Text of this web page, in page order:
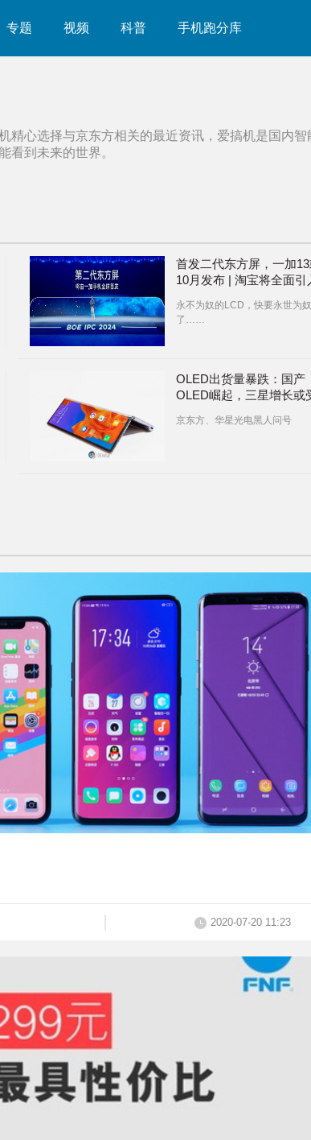
专题 视频 科普 手机跑分库
精心选择与京东方相关的最近资讯，爱搞机是国内智
看到未来的世界。
首发二代东方屏，一加
10月发布 | 淘宝将全面引
OLED，JDI与夏普被踢出
果链
永不为奴的LCD，快要永世为奴
了……
OLED出货量暴跌：国产
OLED崛起，三星增长或
京东方、华星光电黑人问号
2020-07-20 11:23